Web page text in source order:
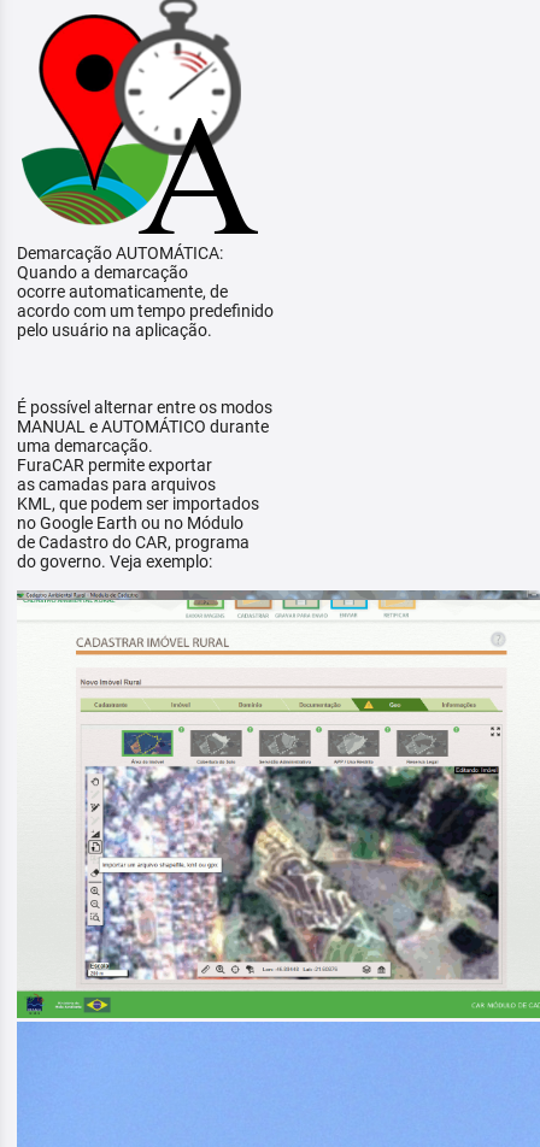
Demarcação AUTOMÁTICA:
Quando a demarcação
ocorre automaticamente, de
acordo com um tempo predefinido
pelo usuário na aplicação.
É possível alternar entre os modos
MANUAL e AUTOMÁTICO durante
uma demarcação.
FuraCAR permite exportar
as camadas para arquivos
KML, que podem ser importados
no Google Earth ou no Módulo
de Cadastro do CAR, programa
do governo. Veja exemplo: